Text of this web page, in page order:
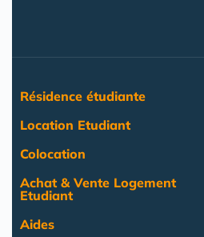
Résidence étudiante
Location Etudiant
Colocation
Achat & Vente Logement
Etudiant
Aides